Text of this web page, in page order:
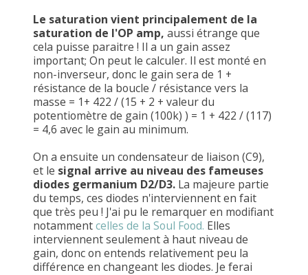
Le saturation vient principalement de la
saturation de l'OP amp, aussi étrange que
cela puisse paraitre ! Il a un gain assez
important; On peut le calculer. Il est monté en
non-inverseur, donc le gain sera de 1 +
résistance de la boucle / résistance vers la
masse = 1+ 422 / (15 + 2 + valeur du
potentiomètre de gain (100k) ) = 1 + 422 / (117)
= 4,6 avec le gain au minimum.
On a ensuite un condensateur de liaison (C9),
et le signal arrive au niveau des fameuses
diodes germanium D2/D3.La majeure partie
du temps, ces diodes n'interviennent en fait
que très peu ! J'ai pu le remarquer en modifiant
notammentcelles de la Soul Food. Elles
interviennent seulement à haut niveau de
gain, donc on entends relativement peu la
différence en changeant les diodes. Je ferai